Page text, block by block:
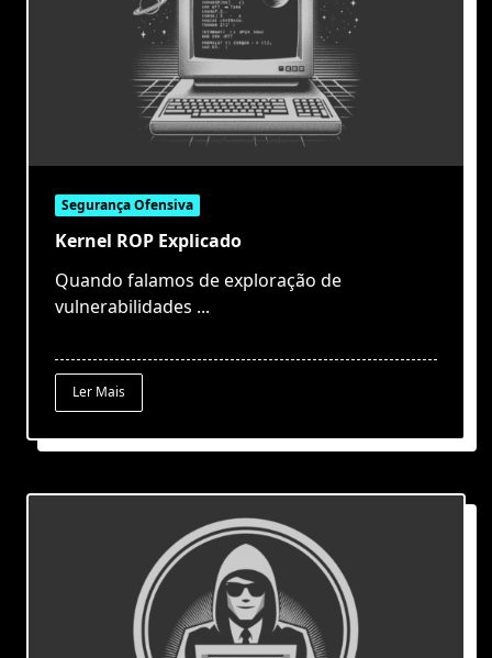
Segurança Ofensiva
Kernel ROP Explicado
Quando falamos de exploração de
vulnerabilidades ...
Ler Mais